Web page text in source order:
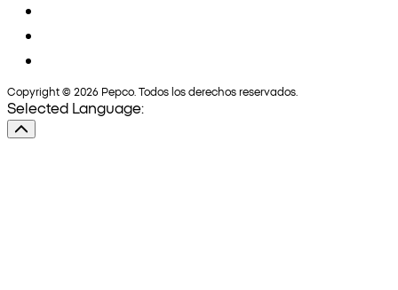
Copyright © 2026 Pepco. Todos los derechos reservados.
Selected Language: